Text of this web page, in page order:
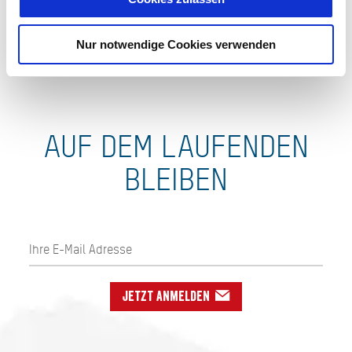
Nur notwendige Cookies verwenden
AUF DEM LAUFENDEN
BLEIBEN
Jetzt anmelden